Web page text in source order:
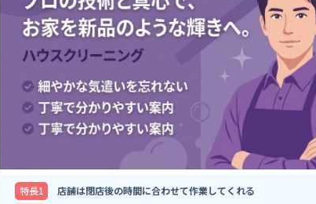
特⻑1
店舗は閉店後の時間に合わせて作業してくれる